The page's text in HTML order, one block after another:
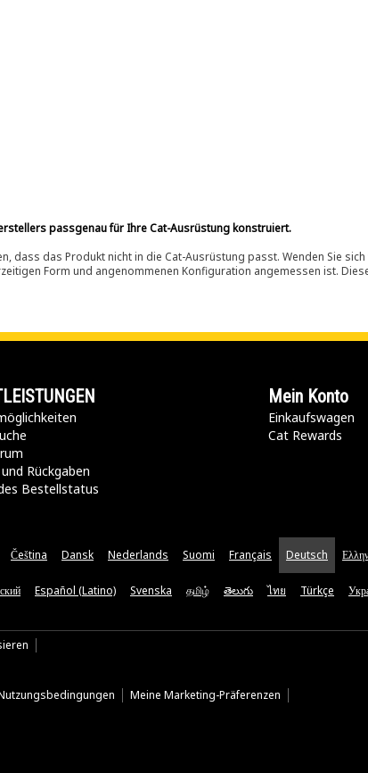
passgenau für Ihre Cat-Ausrüstung konstruiert.
das Produkt nicht in die Cat-Ausrüstung passt. Wenden Sie sich
Form und angenommenen Konfiguration angemessen ist.
Rückgaben
Bestellstatus
Mein Konto
Einkaufswagen
Cat Rewards
Čeština Dansk Nederlands Suomi Français Deutsch
Español (Latino) Svenska தமிழ் తెలుగు ไทย Türkçe
Meine Marketing-Präferenzen